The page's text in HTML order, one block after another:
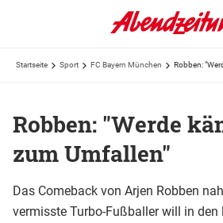
Startseite Sport FC Bayern München Robben:
Robben: "Werde
zum Umfallen"
Das Comeback von Arjen Robben
vermisste Turbo-Fußballer will in den